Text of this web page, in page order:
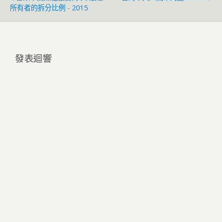
所有者的拆分比例 - 2015
發表迴響